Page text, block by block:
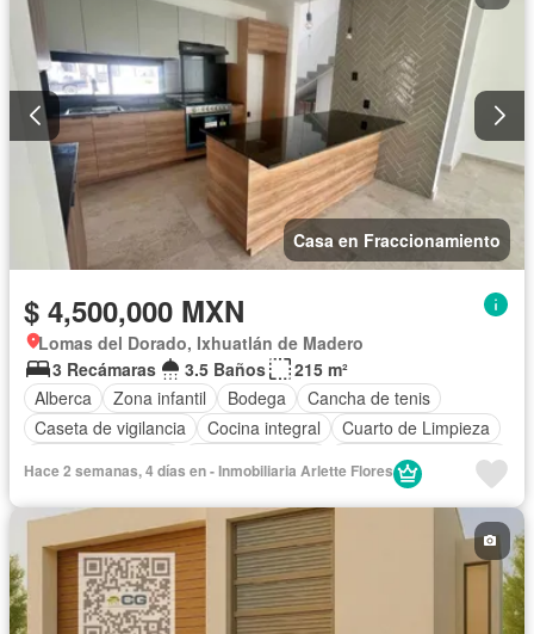
Casa en Fraccionamiento
$ 4,500,000 MXN
Lomas del Dorado, Ixhuatlán de Madero
3 Recámaras
3.5 Baños
215 m²
Alberca
Zona infantil Bodega
Cancha de tenis
Caseta de vigilancia
Cocina integral
Cuarto de Limpieza
Recámara con closet
Hace 2 semanas, 4 días en - Inmobiliaria Arlette Flores